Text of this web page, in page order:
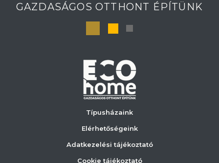
GAZDASÁGOS OTTHONT ÉPÍTÜNK
Típusházaink
Elérhetőségeink
Adatkezelési tájékoztató
Cookie tájékoztató